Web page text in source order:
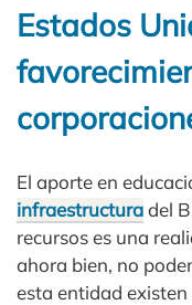
Estados
El aporte en
infraestructuradel
recursos es una
ahora bien, no
esta entidad